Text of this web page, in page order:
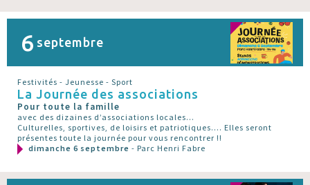
6 septembre
Festivités - Jeunesse - Sport
La Journée des associations
Pour toute la famille
avec des dizaines d’associations locales...
Culturelles, sportives, de loisirs et patriotiques.... Elles seront
présentes toute la journée pour vous rencontrer !!
dimanche 6 septembre - Parc Henri Fabre